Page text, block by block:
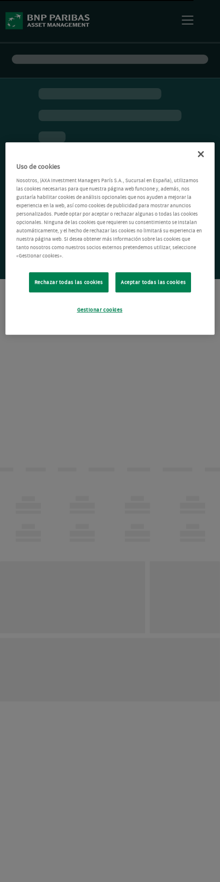
Uso de cookies
Nosotros, (AXA Investment Managers París S.A., Sucursal en España), utilizamos
las cookies necesarias para que nuestra página web funcione y, además, nos
gustaría habilitar cookies de análisis opcionales que nos ayuden a mejorar la
experiencia en la web, así como cookies de publicidad para mostrar anuncios
personalizados. Puede optar por aceptar o rechazar algunas o todas las cookies
opcionales. Ninguna de las cookies que requieren su consentimiento se instalan
automáticamente, y el hecho de rechazar las cookies no limitará su experiencia en
nuestra página web. Si desea obtener más información sobre las cookies que
tanto nosotros como nuestros socios externos pretendemos utilizar, seleccione
«Gestionar cookies».
Rechazar todas las cookies Aceptar todas las cookies
Gestionar cookies